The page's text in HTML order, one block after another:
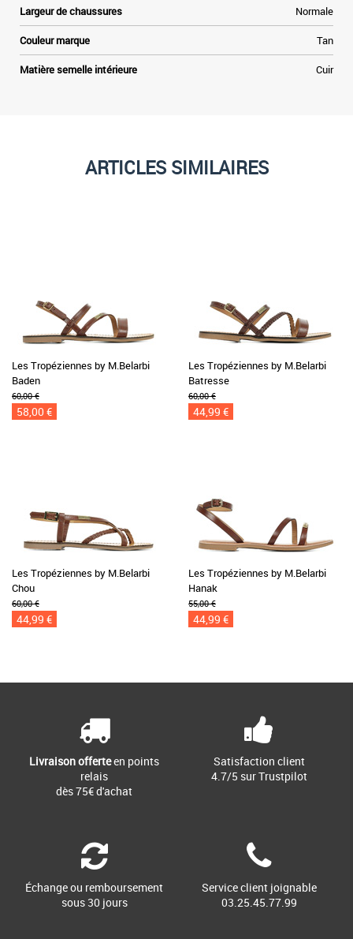
Largeur de chaussures Normale
Couleur marque Tan
Matière semelle intérieure Cuir
ARTICLES SIMILAIRES
Les Tropéziennes by M.Belarbi
Baden
60,00 €
58,00 €
Les Tropéziennes by M.Belarbi
Batresse
60,00 €
44,99 €
Les Tropéziennes by M.Belarbi
Chou
60,00 €
44,99 €
Les Tropéziennes by M.Belarbi
Hanak
55,00 €
44,99 €
Livraison offerteen points
relais
dès 75€ d'achat
Satisfaction client
4.7/5 sur Trustpilot
Échange ou remboursement
sous 30 jours
Service client joignable
03.25.45.77.99